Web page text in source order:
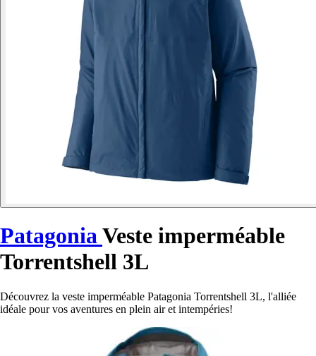
PatagoniaVeste imperméable
Torrentshell 3L
Découvrez la veste imperméable Patagonia Torrentshell 3L, l'alliée
idéale pour vos aventures en plein air et intempéries!